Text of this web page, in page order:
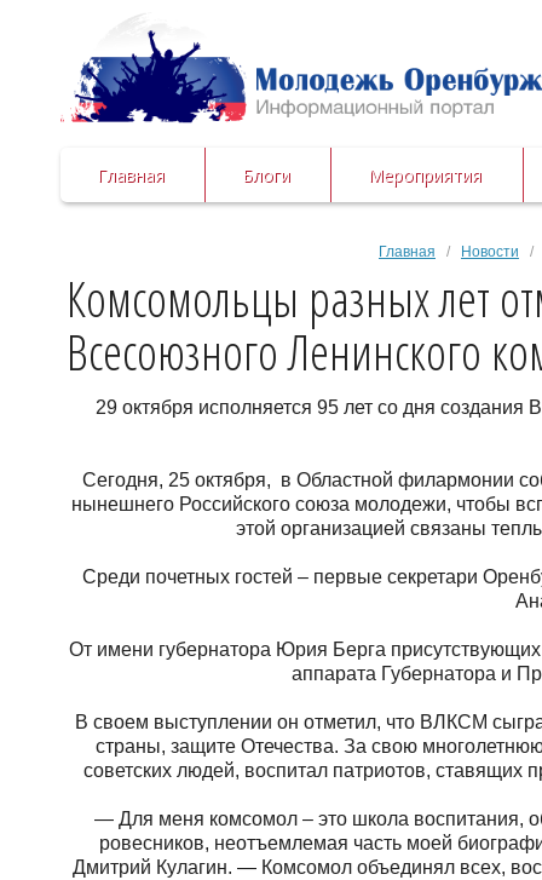
Главная Блоги Мероприятия
Главная / Новости /
Комсомольцы разных лет
Всесоюзного Ленинского
29 октября исполняется 95 лет со дня
Сегодня, 25 октября, в Областной филармонии
нынешнего Российского союза молодежи, чтобы
этой организацией связаны
Среди почетных гостей – первые секретари
От имени губернатора Юрия Берга
аппарата Губернатора и
В своем выступлении он отметил, что ВЛКСМ
страны, защите Отечества. За свою
советских людей, воспитал патриотов,
— Для меня комсомол – это школа воспитания,
ровесников, неотъемлемая часть моей
Дмитрий Кулагин. — Комсомол объединял всех,